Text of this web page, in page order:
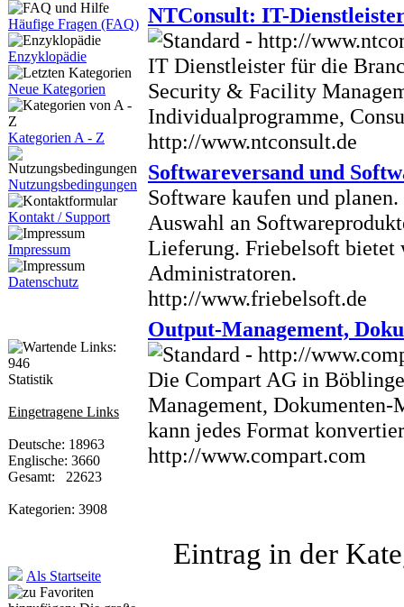
Häufige Fragen (FAQ)
Enzyklopädie
Neue Kategorien
Kategorien A - Z
Nutzungsbedingungen
Kontakt / Support
Impressum
Datenschutz
Statistik
Eingetragene Links
Deutsche: 18963
Englische: 3660
Gesamt: 22623
Kategorien: 3908
Als Startseite
NTConsult: IT-
IT Dienstleister für die
Security & Facility
Individualprogramme,
http://www.ntconsult.de
Softwareversand und
Software kaufen und
Auswahl an
Lieferung. Friebelsoft bietet
Administratoren.
http://www.friebelsoft.de
Output-Management,
Die Compart AG in
Management, Dokumenten-
kann jedes Format
http://www.compart.com
Eintrag in der